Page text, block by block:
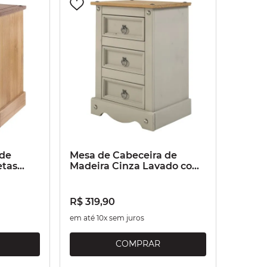
Mesa de Cabeceira de
Madeira Cinza Lavado com
R$ 319,90
em até10x sem juros